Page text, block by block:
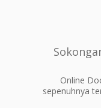
Online
sepenuhnya